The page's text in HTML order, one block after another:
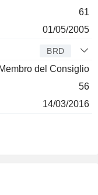
61
01/05/2005
BRD
del Consiglio
56
14/03/2016